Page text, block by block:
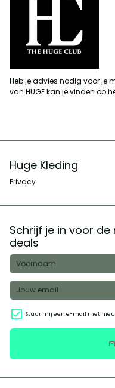
Heb je advies nodig voor je
van HUGE kan je vinden op
Huge Kleding
Privacy
Schrijf je in voor
deals
Stuur mij een e-mail met
email